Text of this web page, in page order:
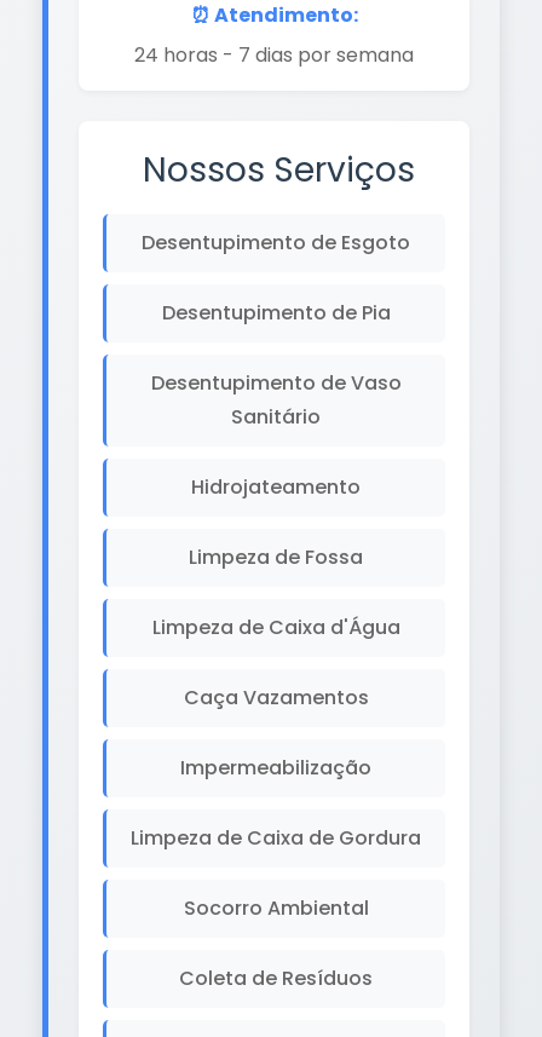
⏰ Atendimento:
24 horas - 7 dias por semana
Nossos Serviços
Desentupimento de Esgoto
Desentupimento de Pia
Desentupimento de Vaso
Sanitário
Hidrojateamento
Limpeza de Fossa
Limpeza de Caixa d'Água
Caça Vazamentos
Impermeabilização
Limpeza de Caixa de Gordura
Socorro Ambiental
Coleta de Resíduos